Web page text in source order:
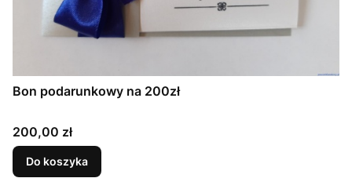
Bon podarunkowy na 200zł
Cena
200,00 zł
Do koszyka